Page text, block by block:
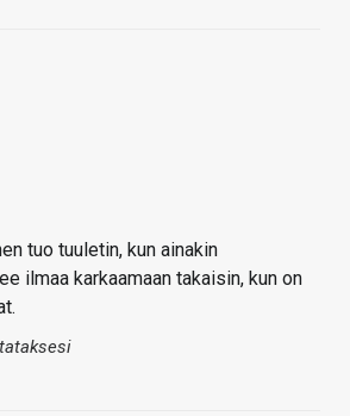
tuo tuuletin, kun ainakin
ilmaa karkaamaan takaisin, kun on